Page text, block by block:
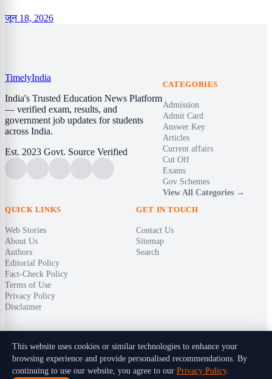
जून 18, 2026
TimelyIndia
India's Trusted Education News Platform
— verified exam, results, and
government job updates for students
across India.
Est. 2023 Govt. Source Verified
CATEGORIES
Admission
Admit Card
Answer Key
Articles
Current affairs
Cut Off
Exams
Gov Schemes
View All Categories →
QUICK LINKS
Web Stories
About Us
Authors
Editorial Policy
Fact-Check Policy
Terms of Use
Privacy Policy
Disclaimer
GET IN TOUCH
Contact Us
Sitemap
Search
© 2026 Timely India. All rights reserved.
This website uses cookies or similar technologies to enhance your
browsing experience and provide personalised recommendations. By
continuing to use our website, you agree to our Privacy Policy.